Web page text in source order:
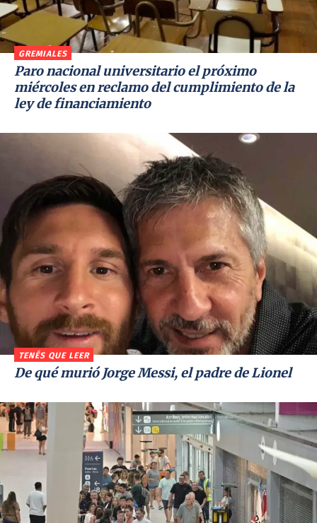
GREMIALES
Paro nacional universitario el próximo
miércoles en reclamo del cumplimiento de la
ley de financiamiento
TENÉS QUE LEER
De qué murió Jorge Messi, el padre de Lionel